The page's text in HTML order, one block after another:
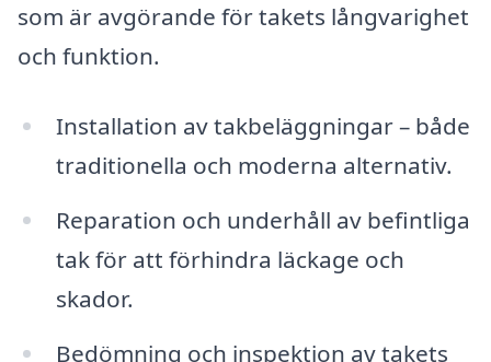
som är avgörande för takets långvarighet
och funktion.
Installation av takbeläggningar – både
traditionella och moderna alternativ.
Reparation och underhåll av befintliga
tak för att förhindra läckage och
skador.
Bedömning och inspektion av takets